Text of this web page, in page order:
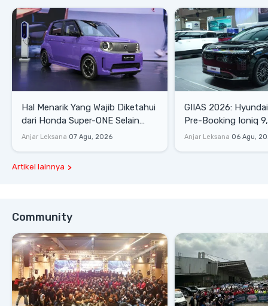
Hal Menarik Yang Wajib Diketahui
dari Honda Super-ONE Selain
Harga
Anjar Leksana 07 Agu, 2026
GIIAS 2026:
Pre-Booking Ioniq
Rp1,49 Miliar
Anjar Leksana 06 Agu,
Artikel lainnya
Community